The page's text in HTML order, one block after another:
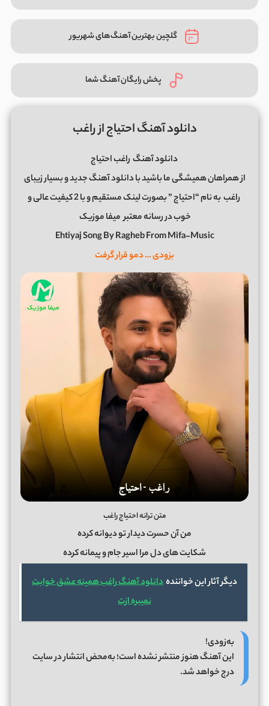
گلچین بهترین آهنگ‌های شهریور
پخش رایگان آهنگ شما
دانلود آهنگ احتیاج از راغب
دانلود آهنگ راغب احتیاج
از همراهان همیشگی ما باشید با دانلود آهنگ جدید و بسیار زیبای
راغب
به نام “احتیاج ” بصورت لینک مستقیم و با 2 کیفیت عالی و
خوب در رسانه معتبرمیفا موزیک
Ehtiyaj Song By Ragheb From Mifa-Music
بزودی … دمو قرار گرفت
متن ترانه احتیاج راغب
ﻣﻦ آن ﺣﺴﺮت دﻳﺪار ﺗﻮ دﻳﻮاﻧﻪ ﻛﺮده
ﺷﻜﺎﻳﺖ ﻫﺎی دل ﻣﺮا اﺳﻴﺮ ﺟﺎم و ﭘﻴﻤﺎﻧﻪ ﻛﺮده
دیگر آثار این خوانندهدانلود آهنگ راغب همینه عشق خوابت
نمیبره ازت
به‌زودی!
این آهنگ هنوز منتشر نشده است؛ به‌محض انتشار در سایت
درج خواهد شد.